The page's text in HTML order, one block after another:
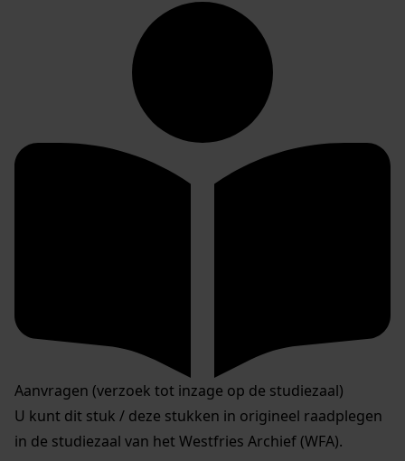
Aanvragen (verzoek tot inzage op de studiezaal)
U kunt dit stuk / deze stukken in origineel raadplegen
in de studiezaal van het Westfries Archief (WFA).